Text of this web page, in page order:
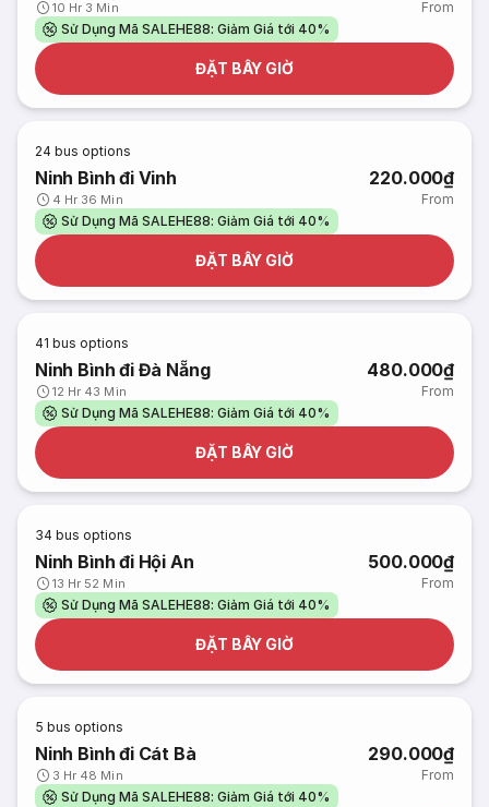
10 Hr 3 Min
From
Sử Dụng Mã SALEHE88: Giảm Giá tới 40%
ĐẶT BÂY GIỜ
24 bus options
Ninh Bình đi Vinh
4 Hr 36 Min
220.000₫
From
Sử Dụng Mã SALEHE88: Giảm Giá tới 40%
ĐẶT BÂY GIỜ
41 bus options
Ninh Bình đi Đà Nẵng
12 Hr 43 Min
480.000₫
From
Sử Dụng Mã SALEHE88: Giảm Giá tới 40%
ĐẶT BÂY GIỜ
34 bus options
Ninh Bình đi Hội An
13 Hr 52 Min
500.000₫
From
Sử Dụng Mã SALEHE88: Giảm Giá tới 40%
ĐẶT BÂY GIỜ
5 bus options
Ninh Bình đi Cát Bà
3 Hr 48 Min
290.000₫
From
Sử Dụng Mã SALEHE88: Giảm Giá tới 40%